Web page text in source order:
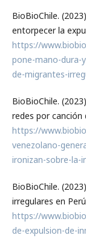
BioBioChile.
entorpecer la
https://
pone-mano-dura-
de-migrantes-
BioBioChile.
redes por canción
https://
venezolano-
ironizan-sobre-la-
BioBioChile.
irregulares en
https://
de-expulsion-de-